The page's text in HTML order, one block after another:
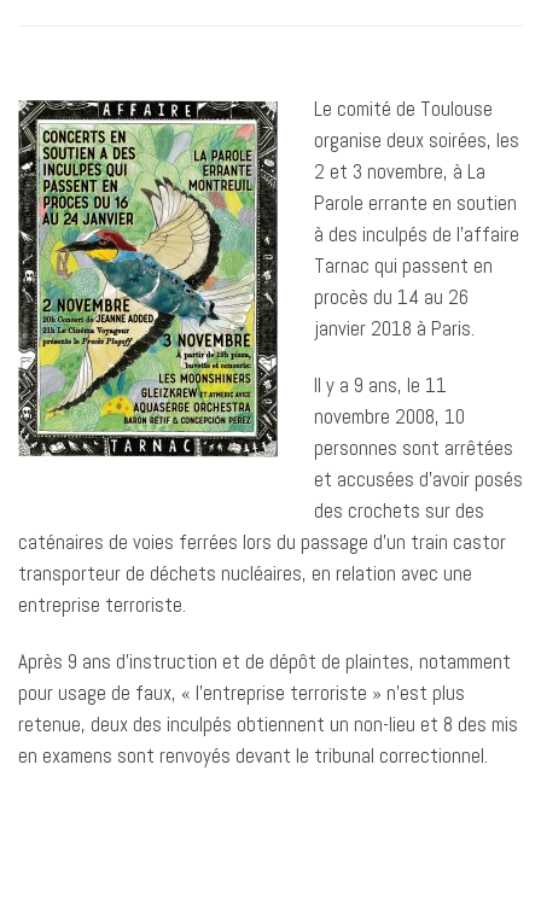
Le comité de Toulouse
organise deux soirées, les
2 et 3 novembre, à La
Parole errante en soutien
à des inculpés de l’affaire
Tarnac qui passent en
procès du 14 au 26
janvier 2018 à Paris.
Il y a 9 ans, le 11
novembre 2008, 10
personnes sont arrêtées
et accusées d’avoir posés
des crochets sur des
caténaires de voies ferrées lors du passage d’un train castor
transporteur de déchets nucléaires, en relation avec une
entreprise terroriste.
Après 9 ans d’instruction et de dépôt de plaintes, notamment
pour usage de faux, « l’entreprise terroriste » n’est plus
retenue, deux des inculpés obtiennent un non-lieu et 8 des mis
en examens sont renvoyés devant le tribunal correctionnel.